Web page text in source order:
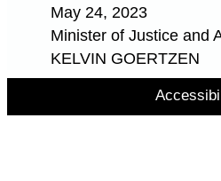
May 24, 2023
Minister of Justice and
KELVIN GOERTZEN